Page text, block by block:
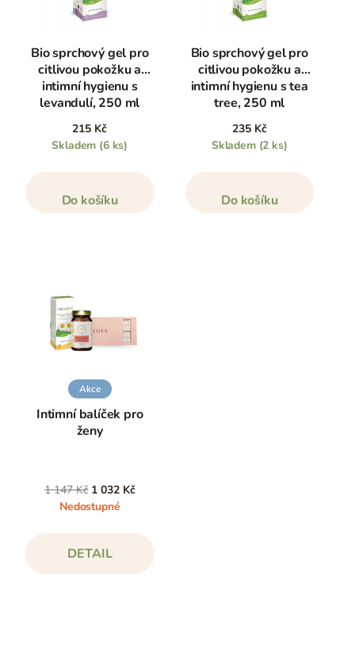
Bio sprchový gel pro
citlivou pokožku a
intimní hygienu s
levandulí, 250 ml
215 Kč
Skladem (6 ks)
Do košíku
Bio sprchový gel pro
citlivou pokožku a
intimní hygienu s tea
tree, 250 ml
235 Kč
Skladem (2 ks)
Do košíku
Akce
Intimní balíček pro
ženy
1 147 Kč 1 032 Kč
Nedostupné
DETAIL